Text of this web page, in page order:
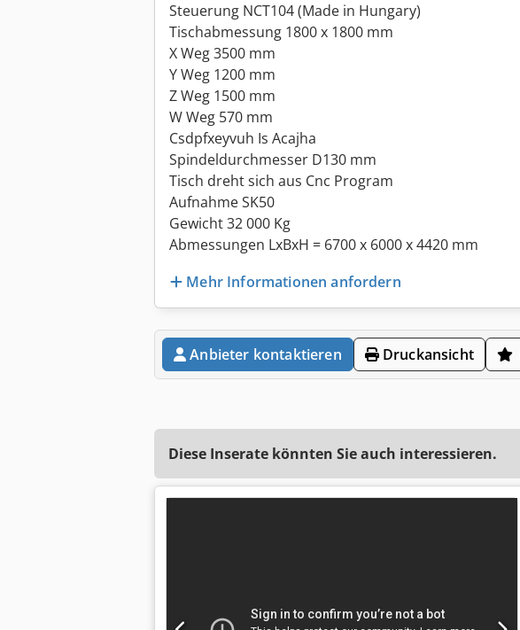
Steuerung NCT104 (Made in Hungary)
Tischabmessung 1800 x 1800 mm
X Weg 3500 mm
Y Weg 1200 mm
Z Weg 1500 mm
W Weg 570 mm
Csdpfxeyvuh Is Acajha
Spindeldurchmesser D130 mm
Tisch dreht sich aus Cnc Program
Aufnahme SK50
Gewicht 32 000 Kg
Abmessungen LxBxH = 6700 x 6000 x 4420 mm
Mehr Informationen anfordern
Anbieter kontaktieren Druckansicht
Diese Inserate könnten Sie auch interessieren.